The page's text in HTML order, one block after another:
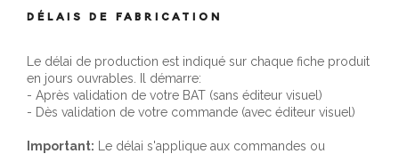
DÉLAIS DE FABRICATION
Le délai de production est indiqué sur chaque fiche produit
en jours ouvrables. Il démarre:
- Après validation de votre BAT (sans éditeur visuel)
- Dès validation de votre commande (avec éditeur visuel)
Important: Le délai s'applique aux commandes ou